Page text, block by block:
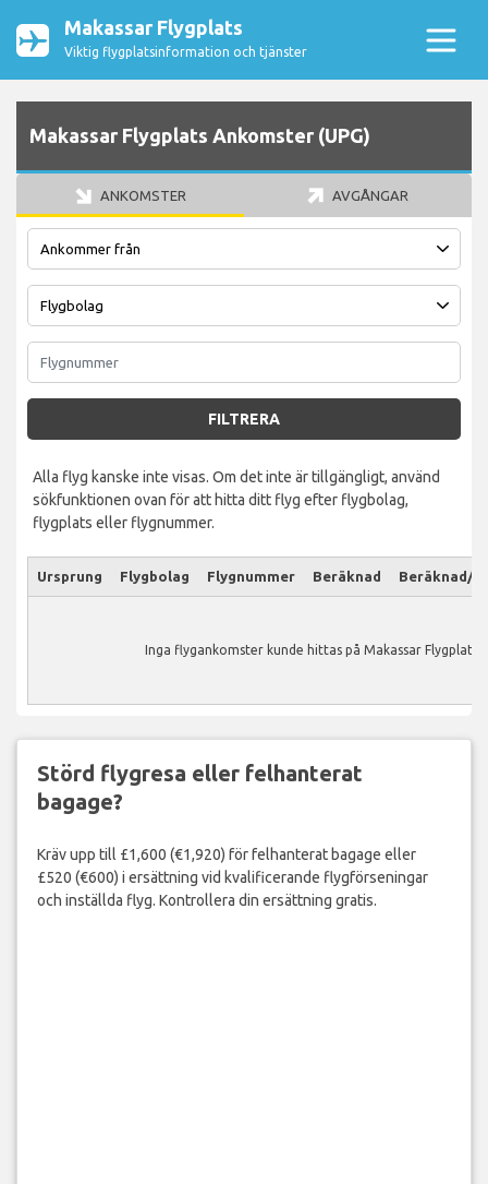
Makassar Flygplats
Viktig flygplatsinformation och tjänster
Makassar Flygplats Ankomster (UPG)
ANKOMSTER AVGÅNGAR
FILTRERA
Alla flyg kanske inte visas. Om det inte är tillgängligt, använd
sökfunktionen ovan för att hitta ditt flyg efter flygbolag,
flygplats eller flygnummer.
Ursprung Flygbolag Flygnummer Beräknad Beräknad/
Inga flygankomster kunde hittas på Makassar Flygplats.
Störd flygresa eller felhanterat
bagage?
Kräv upp till £1,600 (€1,920) för felhanterat bagage eller
£520 (€600) i ersättning vid kvalificerande flygförseningar
och inställda flyg. Kontrollera din ersättning gratis.